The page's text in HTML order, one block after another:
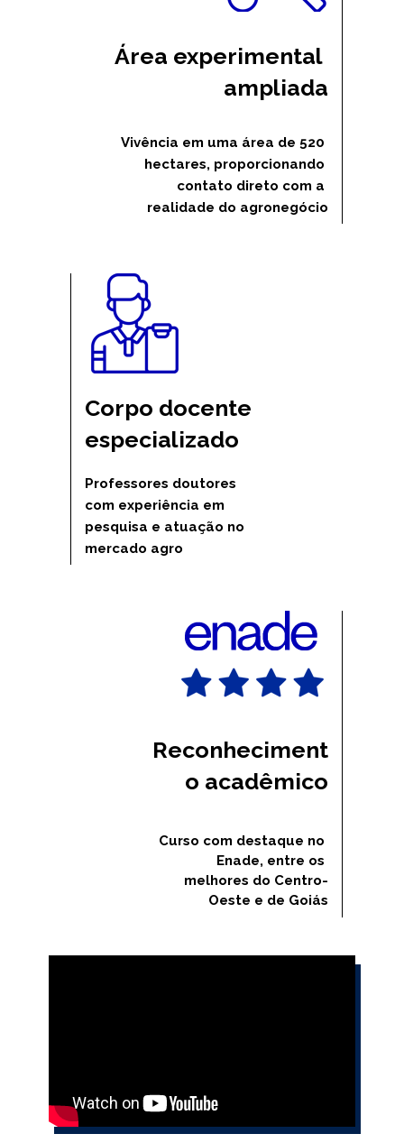
Área experimental
ampliada
Corpo docente
especializado
Reconheciment
o acadêmico
Curso com destaque no
Enade, entre os
melhores do Centro-
Oeste e de Goiás
Vivência em uma área de 520
hectares, proporcionando
contato direto com a
realidade do agronegócio
Professores doutores
com experiência em
pesquisa e atuação no
mercado agro